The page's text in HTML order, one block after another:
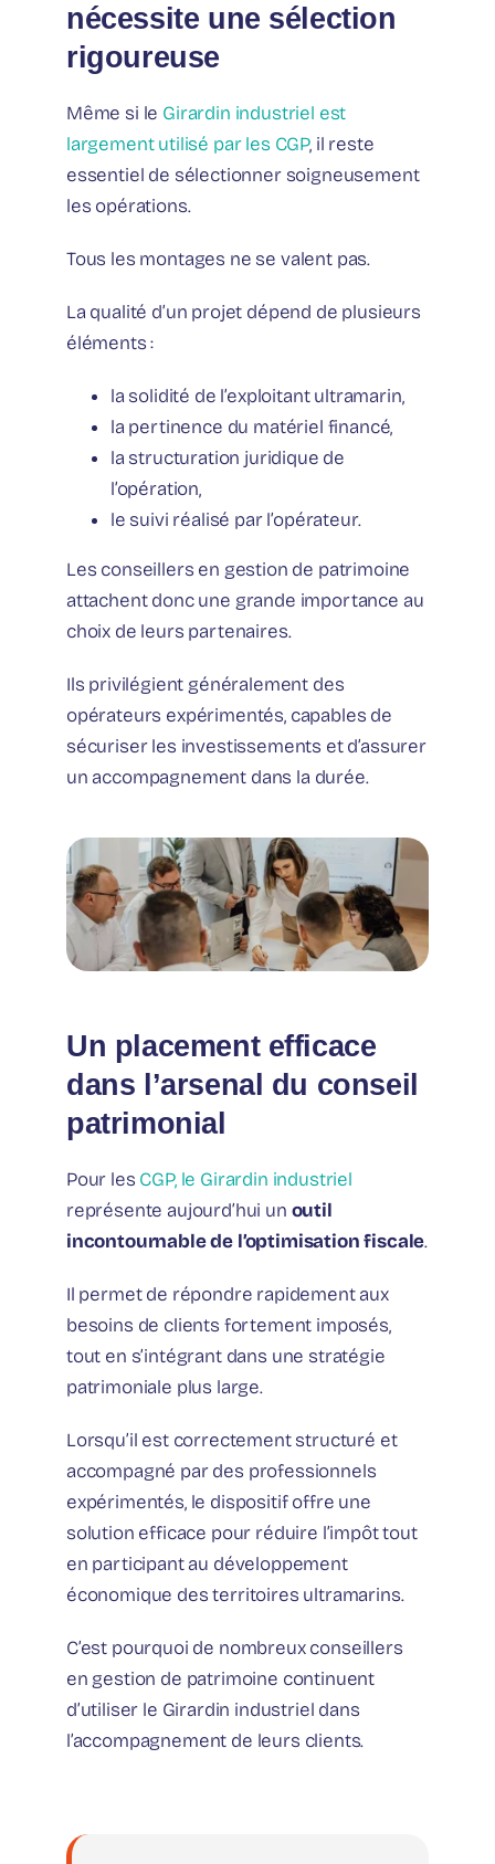
nécessite une sélection
rigoureuse
Même si le Girardin industriel est
largement utilisé par les CGP, il reste
essentiel de sélectionner soigneusement
les opérations.
Tous les montages ne se valent pas.
La qualité d’un projet dépend de plusieurs
éléments :
la solidité de l’exploitant ultramarin,
la pertinence du matériel financé,
la structuration juridique de
l’opération,
le suivi réalisé par l’opérateur.
Les conseillers en gestion de patrimoine
attachent donc une grande importance au
choix de leurs partenaires.
Ils privilégient généralement des
opérateurs expérimentés, capables de
sécuriser les investissements et d’assurer
un accompagnement dans la durée.
Un placement efficace
dans l’arsenal du conseil
patrimonial
Pour les CGP, le Girardin industriel
représente aujourd’hui un outil
incontournable de l’optimisation fiscale.
Il permet de répondre rapidement aux
besoins de clients fortement imposés,
tout en s’intégrant dans une stratégie
patrimoniale plus large.
Lorsqu’il est correctement structuré et
accompagné par des professionnels
expérimentés, le dispositif offre une
solution efficace pour réduire l’impôt tout
en participant au développement
économique des territoires ultramarins.
C’est pourquoi de nombreux conseillers
en gestion de patrimoine continuent
d’utiliser le Girardin industriel dans
l’accompagnement de leurs clients.